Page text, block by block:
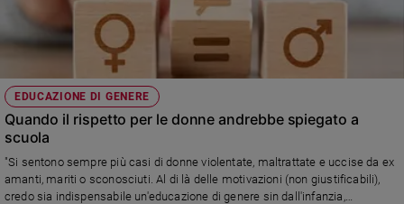
EDUCAZIONE DI GENERE
Quando il rispetto per le donne andrebbe spiegato a
scuola
"Si sentono sempre più casi di donne violentate, maltrattate e uccise da ex
amanti, mariti o sconosciuti. Al di là delle motivazioni (non giustificabili),
credo sia indispensabile un'educazione di genere sin dall'infanzia,